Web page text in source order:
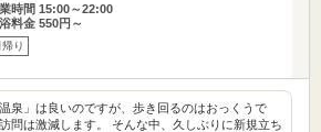
時間 15:00～22:00
料金 550円～
帰り
泉」は良いのですが、歩き回るのはおっくうで
訪問は激減します。 そんな中、久しぶりに新規立ち